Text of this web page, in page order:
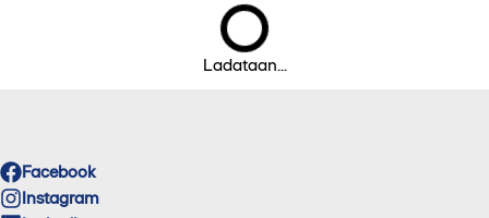
Ladataan...
Facebook
Instagram